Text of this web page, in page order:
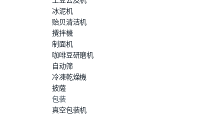
冰泥机
贻贝清洁机
攪拌機
制面机
咖啡豆研磨机
自动筛
冷凍乾燥機
披薩
包装
真空包装机